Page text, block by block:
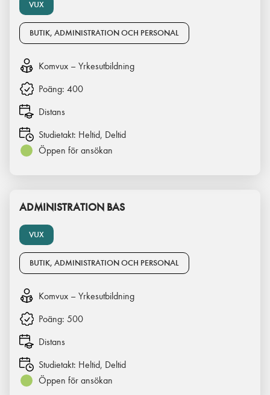
VUX
BUTIK, ADMINISTRATION OCH PERSONAL
Komvux – Yrkesutbildning
Poäng: 400
Distans
Studietakt: Heltid, Deltid
Öppen för ansökan
VUX
ADMINISTRATION BAS
BUTIK, ADMINISTRATION OCH PERSONAL
Komvux – Yrkesutbildning
Poäng: 500
Distans
Studietakt: Heltid, Deltid
Öppen för ansökan